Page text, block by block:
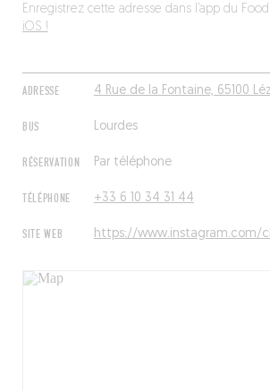
ADRESSE 4 Rue de la Fontaine, 65100
BUS Lourdes
RÉSERVATION Par téléphone
TÉLÉPHONE +33 6 10 34 31 44
SITE WEB https://www.instagram.com/
Enregistrez cette adresse dans l’app du
iOS !